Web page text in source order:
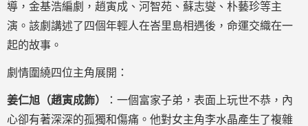
導，金基浩編劇，趙寅成、河智苑、蘇志燮、朴藝珍等主
演。該劇講述了四個年輕人在峇里島相遇後，命運交織在一
起的故事。
劇情圍繞四位主角展開：
姜仁旭（趙寅成飾）
：一個富家子弟，表面上玩世不恭，內
心卻有著深深的孤獨和傷痛。他對女主角李水晶產生了複雜